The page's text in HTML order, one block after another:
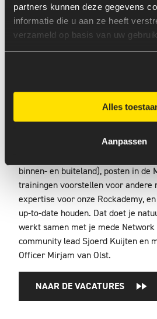
partners kunnen deze gegevens
informatie die u aan ze heeft
verzameld op basis van uw
Alles
Aanpassen
(van de networks die het best bij
eerste maand benaderen om te
wilt worden van het network.
zelf ook voor kiezen dat je
Wil je nou niet alleen onderdeel
maar vind je het leuk om zelf
om network lead te worden! Dan
binnen- en buiteland), posten in de
trainingen voorstellen voor andere
expertise voor onze Rockademy,
up-to-date houden. Dat doet je
werkt samen met je mede Network
community lead Sjoerd Kuijten en
Officer Mirjam van Olst.
NAAR DE VACATURES